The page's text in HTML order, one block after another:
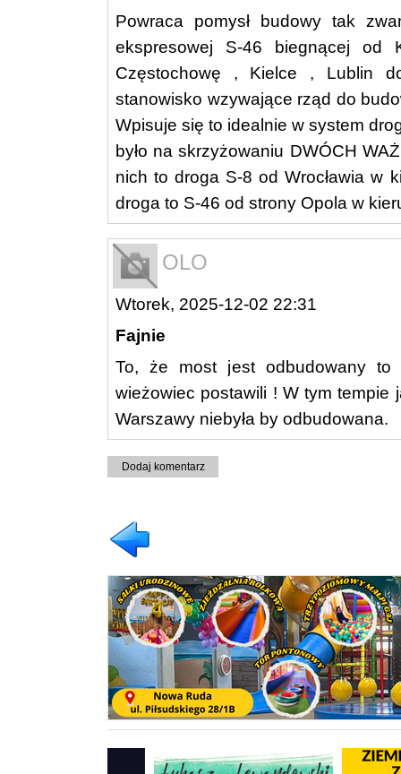
Powraca pomysł budowy tak
ekspresowej S-46 biegnącej od
Częstochowę , Kielce , Lublin
stanowisko wzywające rząd do
Wpisuje się to idealnie w system
było na skrzyżowaniu DWÓCH
nich to droga S-8 od Wrocławia w
droga to S-46 od strony Opola w
OLO
Wtorek, 2025-12-02 22:31
Fajnie
To, że most jest odbudowany
wieżowiec postawili ! W tym tempie
Warszawy niebyła by odbudowana.
Dodaj komentarz